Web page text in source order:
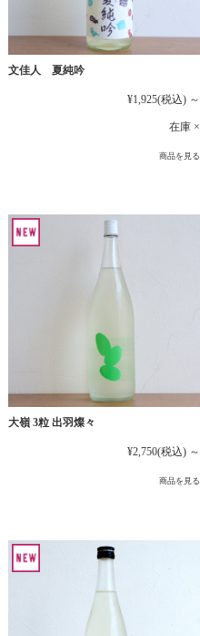
文佳人 夏純吟
¥1,925(税込) ～
在庫 ×
商品を見る
大嶺 3粒 出羽燦々
¥2,750(税込) ～
商品を見る